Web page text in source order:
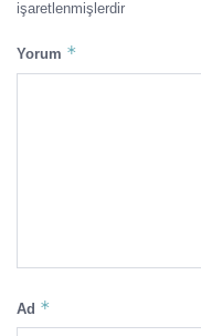
işaretlenmişlerdir
Yorum *
Ad *